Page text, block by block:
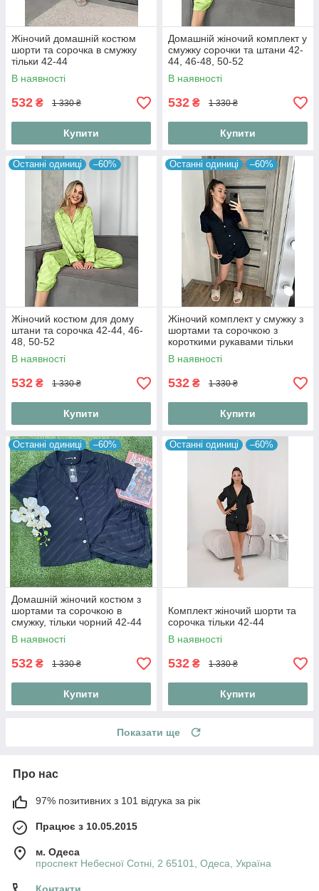
Жіночий домашній костюм
шорти та сорочка в смужку
тільки 42-44
В наявності
532 ₴ 1 330 ₴
Купити
Домашній жіночий комплект у
смужку сорочки та штани 42-
44, 46-48, 50-52
В наявності
532 ₴ 1 330 ₴
Купити
Останні одиниці –60%
Жіночий костюм для дому
штани та сорочка 42-44, 46-
48, 50-52
В наявності
532 ₴ 1 330 ₴
Купити
Останні одиниці –60%
Жіночий комплект у смужку з
шортами та сорочкою з
короткими рукавами тільки
42-44
В наявності
532 ₴ 1 330 ₴
Купити
Останні одиниці –60%
Домашній жіночий костюм з
шортами та сорочкою в
смужку, тільки чорний 42-44
В наявності
532 ₴ 1 330 ₴
Купити
Останні одиниці –60%
Комплект жіночий шорти та
сорочка тільки 42-44
В наявності
532 ₴ 1 330 ₴
Купити
Показати ще
Про нас
97% позитивних з 101 відгука за рік
Працює з 10.05.2015
м. Одеса
проспект Небесної Сотні, 2 65101, Одеса, Україна